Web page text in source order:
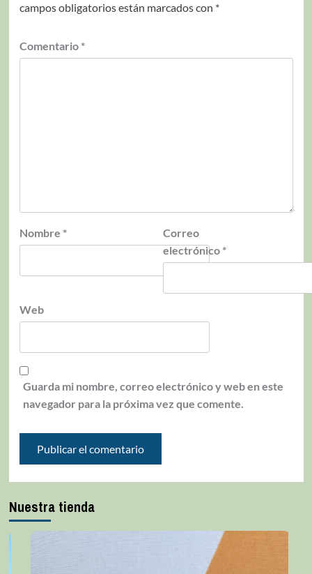
campos obligatorios están marcados con *
Comentario *
Nombre *
Correo
electrónico *
Web
Guarda mi nombre, correo electrónico y web en este
navegador para la próxima vez que comente.
Nuestra tienda